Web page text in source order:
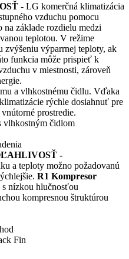
- LG komerčná klimatizácia
vzduchu pomocu
na základe rozdielu medzi
teplotou. V režime
zvýšeniu výparrnej teploty, ak
funkcia môže prispieť k
v miestnosti, zároveň
a vlhkostnému čidlu. Vďaka
rýchle dosiahnuť pre
prostredie.
vlhkostným čidlom
-
a teploty možno požadovanú
R1 Kompresor
nízkou hlučnosťou
kompresnou štruktúrou
Fin